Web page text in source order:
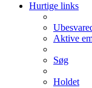
Hurtige links
Aktive
Søg
Holdet